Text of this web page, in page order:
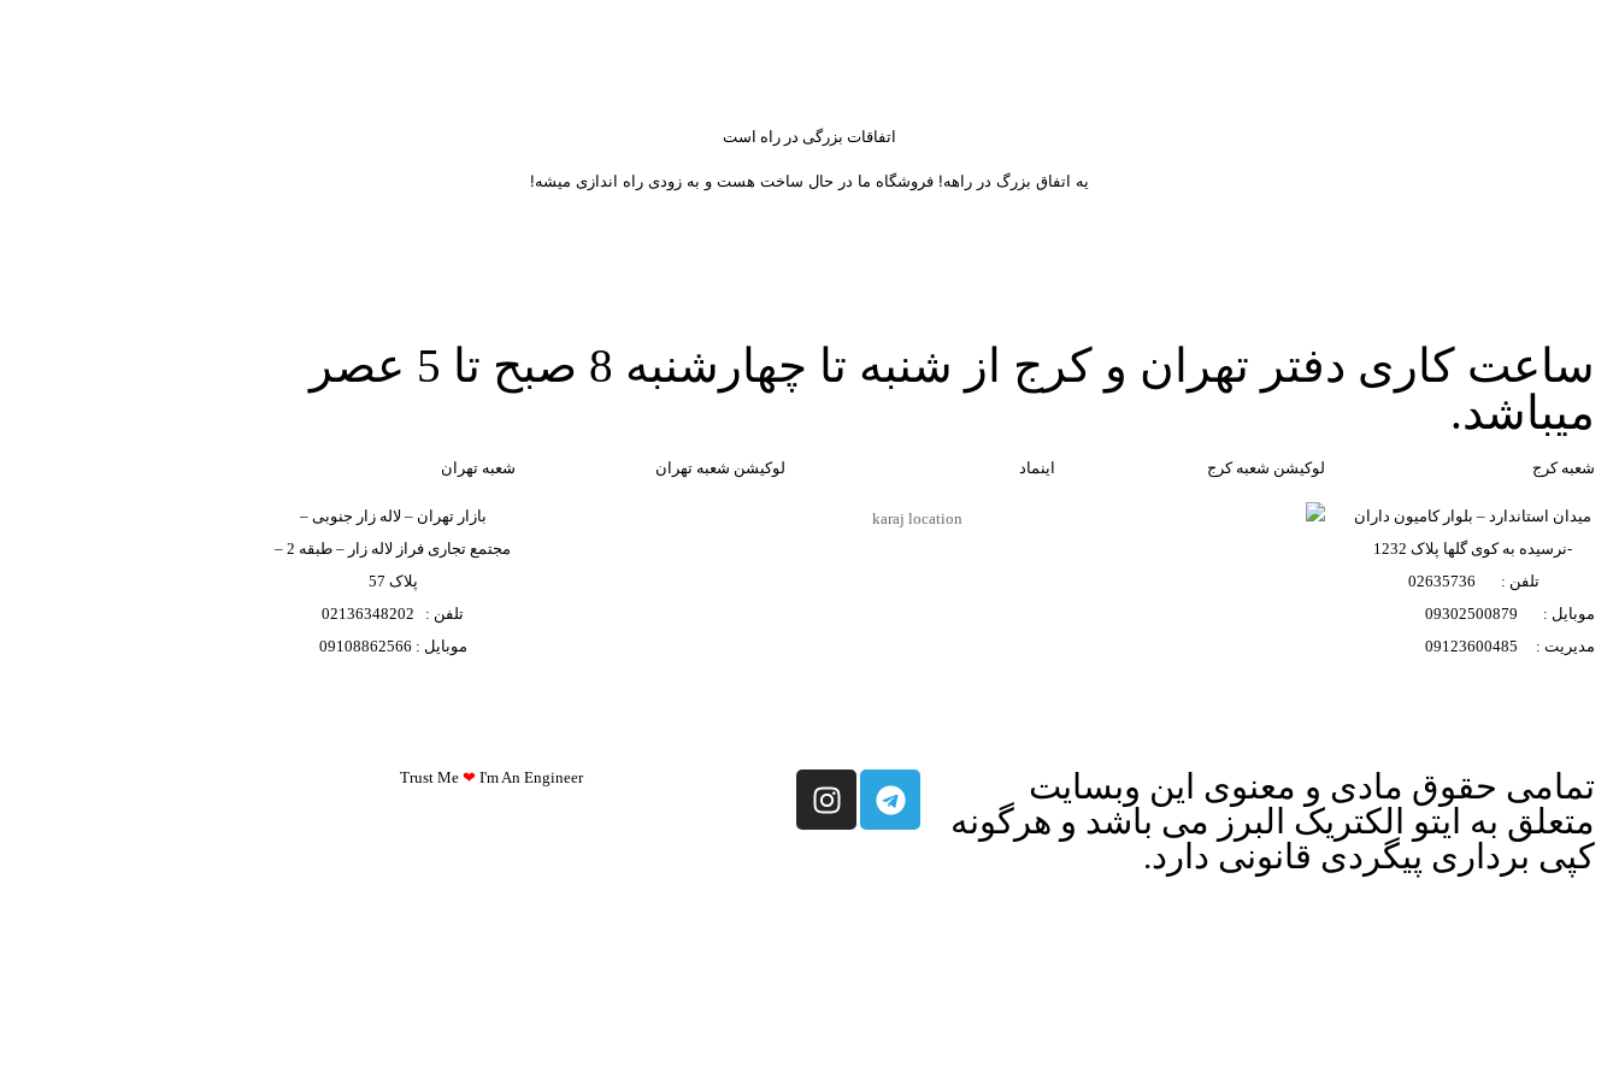
اتفاقات بزرگی در راه است
یه اتفاق بزرگ در راهه! فروشگاه ما در حال ساخت هست و به زودی راه اندازی میشه!
ساعت کاری دفتر تهران و کرج از شنبه تا چهارشنبه 8 صبح تا 5 عصر
میباشد.
شعبه کرج
میدان استاندارد – بلوار کامیون داران
-نرسیده به کوی گلها پلاک 1232
تلفن : 02635736
موبایل : 09302500879
مدیریت : 09123600485
لوکیشن شعبه کرج اینماد لوکیشن شعبه تهران شعبه تهران
بازار تهران – لاله زار جنوبی –
مجتمع تجاری فراز لاله زار – طبقه 2 –
پلاک 57
تلفن : 02136348202
موبایل : 09108862566
تمامی حقوق مادی و معنوی این وبسایت
متعلق به ایتو الکتریک البرز می باشد و هرگونه
کپی برداری پیگردی قانونی دارد.
Trust Me ❤ I'm An Engineer​​